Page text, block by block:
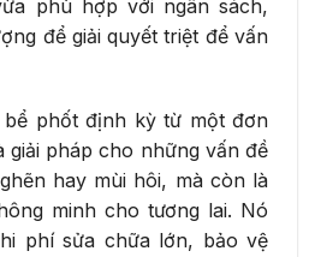
phù hợp với ngân sách,
để giải quyết triệt để vấn
phốt định kỳ từ một đơn
pháp cho những vấn đề
hay mùi hôi, mà còn là
minh cho tương lai. Nó
phí sửa chữa lớn, bảo vệ